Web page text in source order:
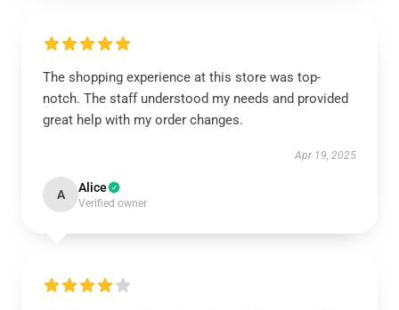
The shopping experience at this store was top-
notch. The staff understood my needs and provided
great help with my order changes.
Apr 19, 2025
A Alice
Verified owner